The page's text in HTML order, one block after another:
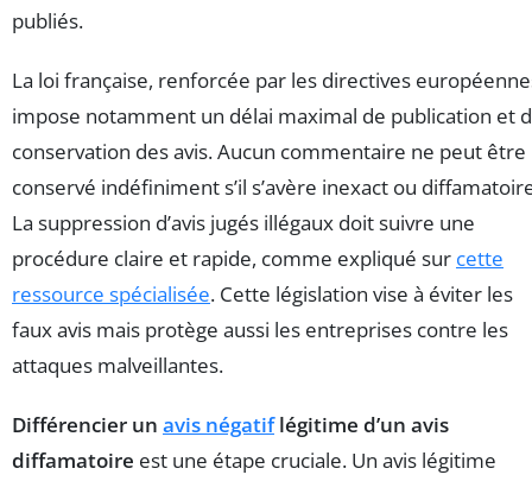
publiés.
La loi française, renforcée par les directives
impose notamment un délai maximal de publication et
conservation des avis. Aucun commentaire ne peut être
conservé indéfiniment s’il s’avère inexact ou
La suppression d’avis jugés illégaux doit suivre une
procédure claire et rapide, comme expliqué sur cette
ressource spécialisée. Cette législation vise à éviter les
faux avis mais protège aussi les entreprises contre les
attaques malveillantes.
Différencier un avis négatiflégitime d’un avis
diffamatoire est une étape cruciale. Un avis légitime